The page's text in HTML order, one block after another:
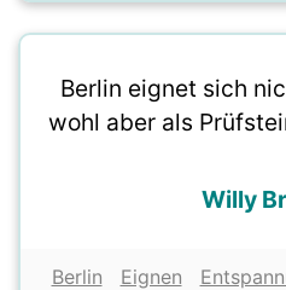
Berlin eignet sich
wohl aber als
Willy
Berlin Eignen